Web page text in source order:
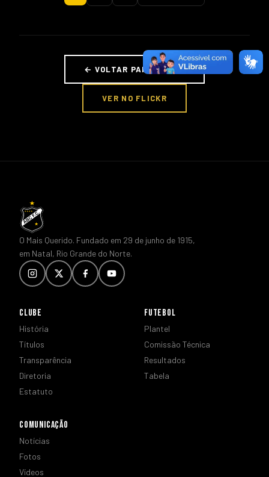
← VOLTAR PARA FOTOS
VER NO FLICKR
O Mais Querido. Fundado em 29 de junho de 1915,
em Natal, Rio Grande do Norte.
CLUBE
História
Títulos
Transparência
Diretoria
Estatuto
FUTEBOL
Plantel
Comissão Técnica
Resultados
Tabela
COMUNICAÇÃO
Notícias
Fotos
Vídeos